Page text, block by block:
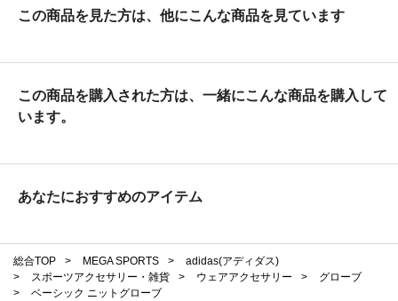
この商品を見た方は、他にこんな商品を見ています
この商品を購入された方は、一緒にこんな商品を購入して
います。
あなたにおすすめのアイテム
総合TOP > MEGA SPORTS >
adidas(アディダス)
>
スポーツアクセサリー・雑貨 > ウェアアクセサリー >
グローブ
>
ベーシック ニットグローブ